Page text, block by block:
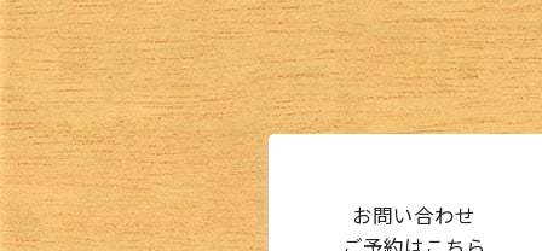
お問い合わせ